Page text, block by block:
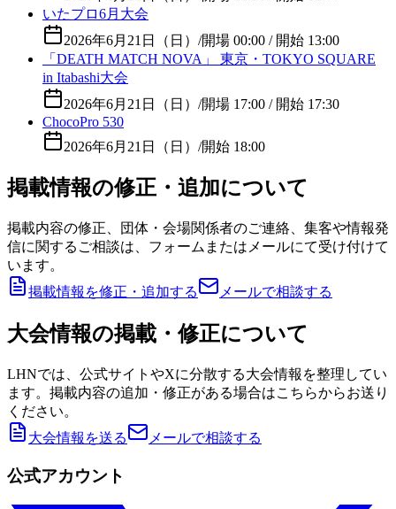
いたプロ6月大会
2026年6月21日（日） /開場 00:00 / 開始 13:00
「DEATH MATCH NOVA」 東京・TOKYO SQUARE
in Itabashi大会
2026年6月21日（日） /開場 17:00 / 開始 17:30
ChocoPro 530
2026年6月21日（日） /開始 18:00
掲載情報の修正・追加について
掲載内容の修正、団体・会場関係者のご連絡、集客や情報発
信に関するご相談は、フォームまたはメールにて受け付けて
います。
掲載情報を修正・追加する
メールで相談する
大会情報の掲載・修正について
LHNでは、公式サイトやXに分散する大会情報を整理してい
ます。掲載内容の追加・修正がある場合はこちらからお送り
ください。
大会情報を送る
メールで相談する
公式アカウント